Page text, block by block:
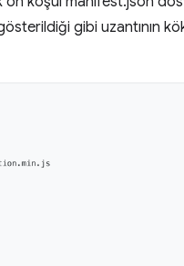
gibi uzantının